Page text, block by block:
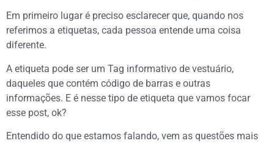
Em primeiro lugar é preciso esclarecer que, quando nos
referimos a etiquetas, cada pessoa entende uma coisa
diferente.
A etiqueta pode ser um Tag informativo de vestuário,
daqueles que contém código de barras e outras
informações. E é nesse tipo de etiqueta que vamos focar
esse post, ok?
Entendido do que estamos falando, vem as questões mais